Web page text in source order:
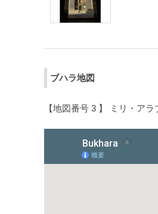
ブハラ地図
【地図番号 3 】 ミリ・ア